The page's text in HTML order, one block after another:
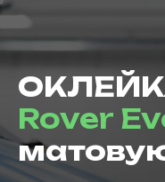
Rover